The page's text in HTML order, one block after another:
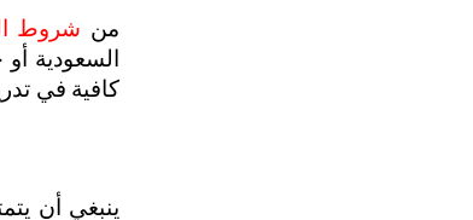
من شروط
السعودية